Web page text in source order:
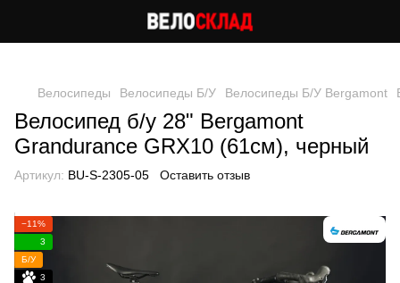
Велосипеды Велосипеды Б/У Велосипеды Б/У Bergamont
Велосипед б/у 28" Bergamont
Grandurance GRX10 (61см), черный
Артикул: BU-S-2305-05 Оставить отзыв
−11%
3
Б/У
3